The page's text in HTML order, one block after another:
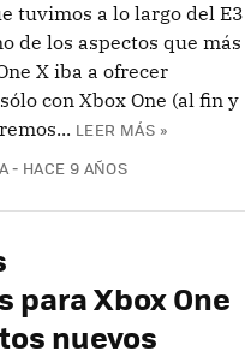
tuvimos a lo largo del E3
de los aspectos que más
X iba a ofrecer
con Xbox One (al fin y
LEER MÁS »
HACE 9 AÑOS
Xbox One
nuevos